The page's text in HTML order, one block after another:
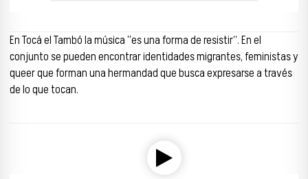
En Tocá el Tambó la música “es una forma de resistir”. En el
conjunto se pueden encontrar identidades migrantes, feministas y
queer que forman una hermandad que busca expresarse a través
de lo que tocan.